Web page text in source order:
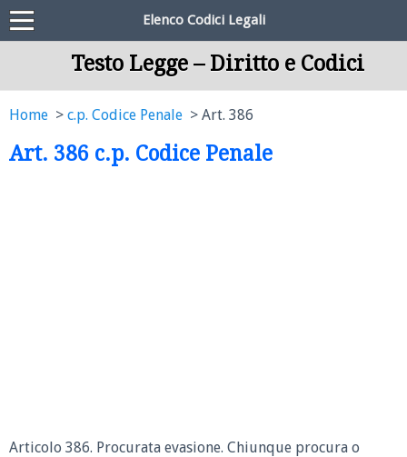
Elenco Codici Legali
Testo Legge – Diritto e Codici
Home c.p. Codice Penale Art. 386
Art. 386 c.p. Codice Penale
Articolo 386. Procurata evasione. Chiunque procura o